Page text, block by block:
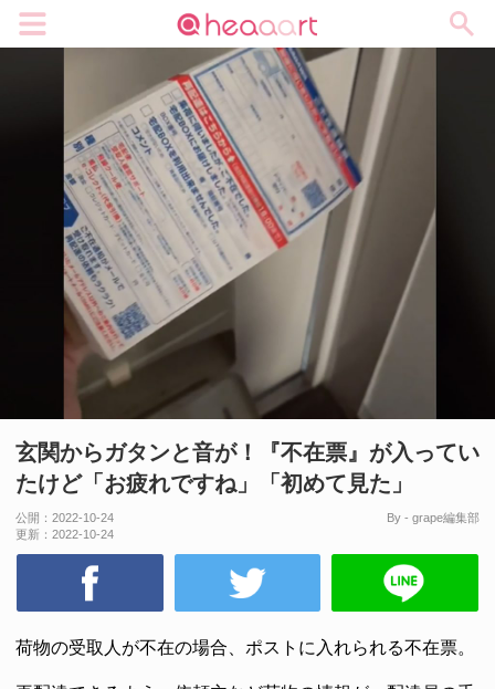
玄関からガタンと音が！『不在票』が入ってい
たけど「お疲れですね」「初めて見た」
公開： 2022-10-24
更新： 2022-10-24
By - grape編集部
荷物の受取人が不在の場合、ポストに入れられる不在票。